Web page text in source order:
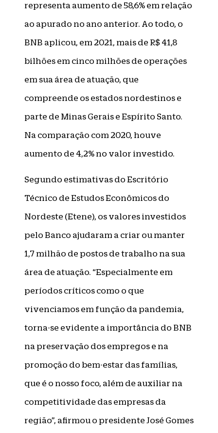
representa aumento de 58,6% em relação
ao apurado no ano anterior. Ao todo, o
BNB aplicou, em 2021, mais de R$ 41,8
bilhões em cinco milhões de operações
em sua área de atuação, que
compreende os estados nordestinos e
parte de Minas Gerais e Espírito Santo.
Na comparação com 2020, houve
aumento de 4,2% no valor investido.
Segundo estimativas do Escritório
Técnico de Estudos Econômicos do
Nordeste (Etene), os valores investidos
pelo Banco ajudaram a criar ou manter
1,7 milhão de postos de trabalho na sua
área de atuação. “Especialmente em
períodos críticos como o que
vivenciamos em função da pandemia,
torna-se evidente a importância do BNB
na preservação dos empregos e na
promoção do bem-estar das famílias,
que é o nosso foco, além de auxiliar na
competitividade das empresas da
região”, afirmou o presidente José Gomes